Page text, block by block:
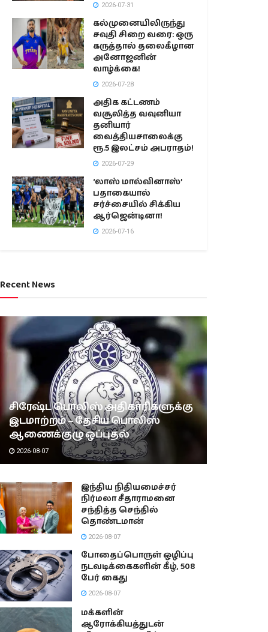
2026-07-31
கல்முனையிலிருந்து
சவுதி சிறை வரை: ஒரு
கருத்தால் தலைகீழான
அனோஜனின்
வாழ்க்கை!
2026-07-28
அதிக கட்டணம்
வசூலித்த வவுனியா
தனியார்
வைத்தியசாலைக்கு
ரூ.5 இலட்சம் அபராதம்!
2026-07-29
‘லாஸ் மால்வினாஸ்’
பதாகையால்
சர்ச்சையில் சிக்கிய
ஆர்ஜென்டினா!
2026-07-16
Recent News
சிரேஷ்ட பொலிஸ் அதிகாரிகளுக்கு
இடமாற்றம் – தேசிய பொலிஸ்
ஆணைக்குழு ஒப்புதல்
2026-08-07
இந்திய நிதியமைச்சர்
நிர்மலா சீதாராமனை
சந்தித்த செந்தில்
தொண்டமான்
2026-08-07
போதைப்பொருள் ஒழிப்பு
நடவடிக்கைகளின் கீழ், 508
பேர் கைது
2026-08-07
மக்களின்
ஆரோக்கியத்துடன்